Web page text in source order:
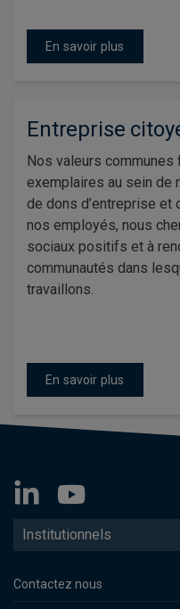
En savoir plus
Entreprise
Nos valeurs
exemplaires au sein de
de dons d’entreprise
nos employés, nous
sociaux positifs et à
communautés dans
travaillons.
En savoir plus
Institutionnels
Contactez nous